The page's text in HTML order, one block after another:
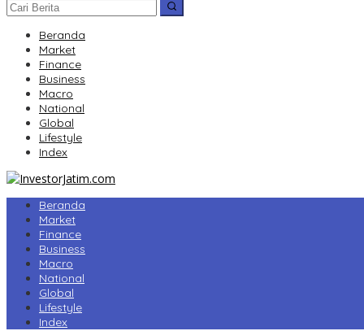
Beranda
Market
Finance
Business
Macro
National
Global
Lifestyle
Index
Beranda
Market
Finance
Business
Macro
National
Global
Lifestyle
Index